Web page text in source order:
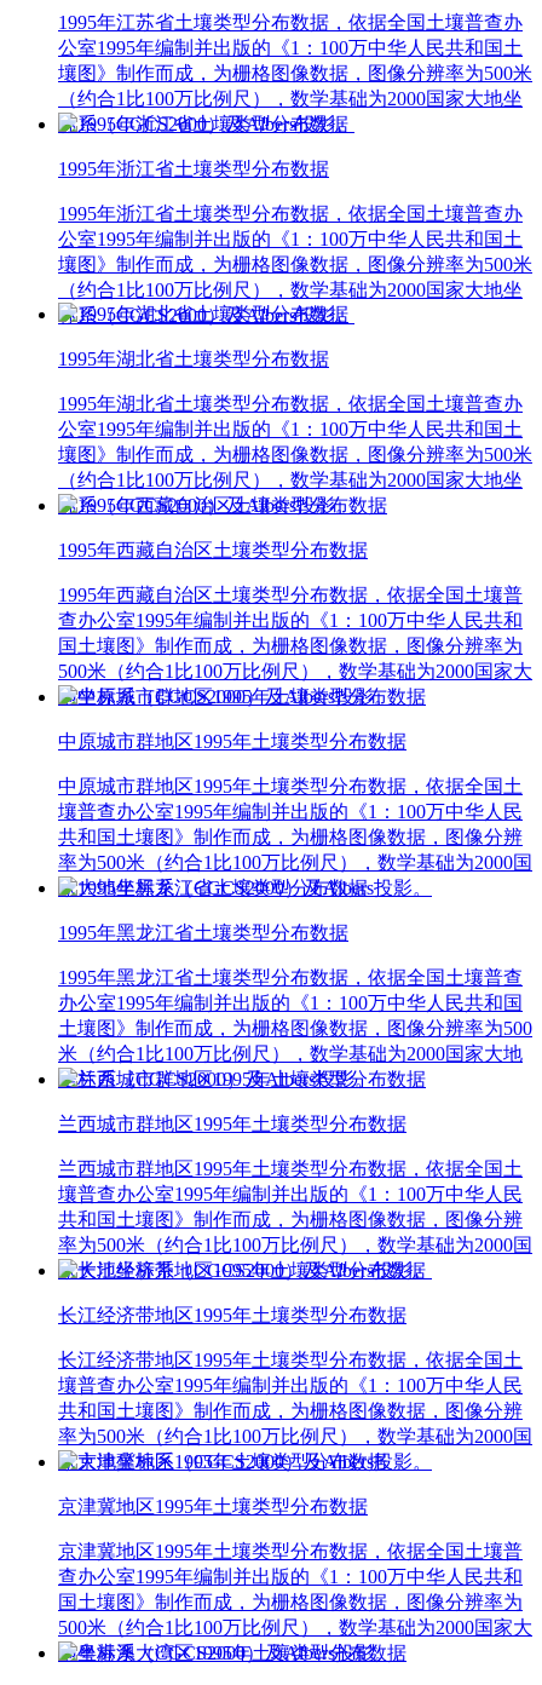
1995年江苏省土壤类型分布数据，依据全国土壤普查办
公室1995年编制并出版的《1：100万中华人民共和国土
壤图》制作而成，为栅格图像数据，图像分辨率为500米
（约合1比100万比例尺），数学基础为2000国家大地坐
标系（CGCS2000）及Albers投影。
1995年浙江省土壤类型分布数据
1995年浙江省土壤类型分布数据，依据全国土壤普查办
公室1995年编制并出版的《1：100万中华人民共和国土
壤图》制作而成，为栅格图像数据，图像分辨率为500米
（约合1比100万比例尺），数学基础为2000国家大地坐
标系（CGCS2000）及Albers投影。
1995年湖北省土壤类型分布数据
1995年湖北省土壤类型分布数据，依据全国土壤普查办
公室1995年编制并出版的《1：100万中华人民共和国土
壤图》制作而成，为栅格图像数据，图像分辨率为500米
（约合1比100万比例尺），数学基础为2000国家大地坐
标系（CGCS2000）及Albers投影。
1995年西藏自治区土壤类型分布数据
1995年西藏自治区土壤类型分布数据，依据全国土壤普
查办公室1995年编制并出版的《1：100万中华人民共和
国土壤图》制作而成，为栅格图像数据，图像分辨率为
500米（约合1比100万比例尺），数学基础为2000国家大
地坐标系（CGCS2000）及Albers投影。
中原城市群地区1995年土壤类型分布数据
中原城市群地区1995年土壤类型分布数据，依据全国土
壤普查办公室1995年编制并出版的《1：100万中华人民
共和国土壤图》制作而成，为栅格图像数据，图像分辨
率为500米（约合1比100万比例尺），数学基础为2000国
家大地坐标系（CGCS2000）及Albers投影。
1995年黑龙江省土壤类型分布数据
1995年黑龙江省土壤类型分布数据，依据全国土壤普查
办公室1995年编制并出版的《1：100万中华人民共和国
土壤图》制作而成，为栅格图像数据，图像分辨率为500
米（约合1比100万比例尺），数学基础为2000国家大地
坐标系（CGCS2000）及Albers投影。
兰西城市群地区1995年土壤类型分布数据
兰西城市群地区1995年土壤类型分布数据，依据全国土
壤普查办公室1995年编制并出版的《1：100万中华人民
共和国土壤图》制作而成，为栅格图像数据，图像分辨
率为500米（约合1比100万比例尺），数学基础为2000国
家大地坐标系（CGCS2000）及Albers投影。
长江经济带地区1995年土壤类型分布数据
长江经济带地区1995年土壤类型分布数据，依据全国土
壤普查办公室1995年编制并出版的《1：100万中华人民
共和国土壤图》制作而成，为栅格图像数据，图像分辨
率为500米（约合1比100万比例尺），数学基础为2000国
家大地坐标系（CGCS2000）及Albers投影。
京津冀地区1995年土壤类型分布数据
京津冀地区1995年土壤类型分布数据，依据全国土壤普
查办公室1995年编制并出版的《1：100万中华人民共和
国土壤图》制作而成，为栅格图像数据，图像分辨率为
500米（约合1比100万比例尺），数学基础为2000国家大
地坐标系（CGCS2000）及Albers投影。